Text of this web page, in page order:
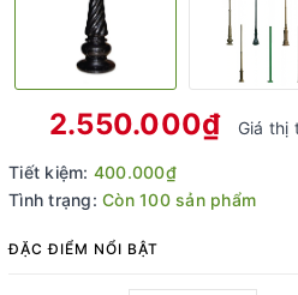
2.550.000₫ Giá
Tiết kiệm: 400.000₫
Tình trạng: Còn 100 sản phẩm
ĐẶC ĐIỂM NỔI BẬT